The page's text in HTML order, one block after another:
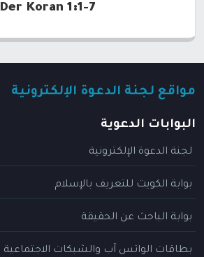
Der Koran 1:1-7
مواقع لجنة الدعوة الإلكترونية
البوابات الدعوية
لجنة الدعوة الإلكترونية
بوابة الكويت للتعريف بالإسلام
بوابة الباحث عن الحقيقة
بطاقات الواتس آب والشبكات الاجتماعية